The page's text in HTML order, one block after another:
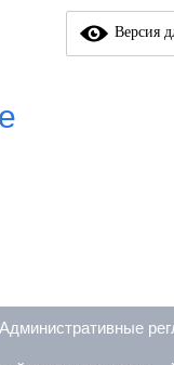
Версия
Административные